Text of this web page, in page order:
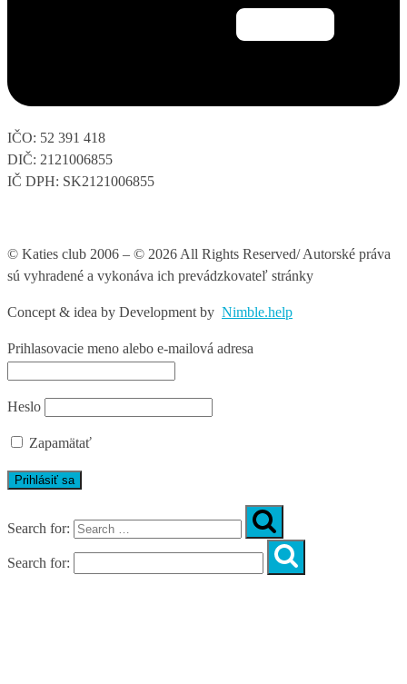
IČO: 52 391 418
DIČ: 2121006855
IČ DPH: SK2121006855
© Katies club 2006 – © 2026 All Rights Reserved/ Autorské práva
sú vyhradené a vykonáva ich prevádzkovateľ stránky
Concept & idea by Development by Nimble.help
Prihlasovacie meno alebo e-mailová adresa
Heslo
Zapamätať
Search for:
Search for: